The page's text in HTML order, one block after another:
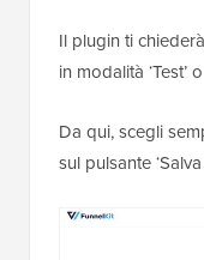
Il plugin ti
in modalità ‘Test’ o
Da qui, scegli
sul pulsante